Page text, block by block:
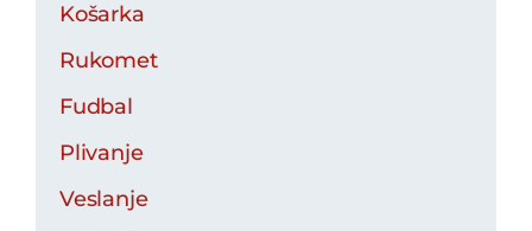
Košarka
Rukomet
Fudbal
Plivanje
Veslanje